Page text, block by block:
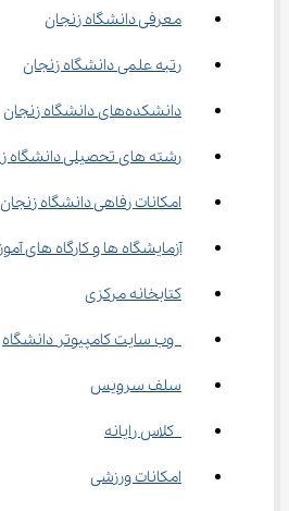
معرفی دانشگاه زنجان
رتبه علمی دانشگاه زنجان
دانشکده‌های دانشگاه زنجان
رشته ‌های تحصیلی دانشگاه زنجان
امکانات رفاهی دانشگاه زنجان
آزمایشگاه ‌ها و کارگاه‌ های آموزشی
کتابخانه مرکزی
وب ‌سایت کامپیوتر دانشگاه
سلف سرویس
کلاس رایانه
امکانات ورزشی